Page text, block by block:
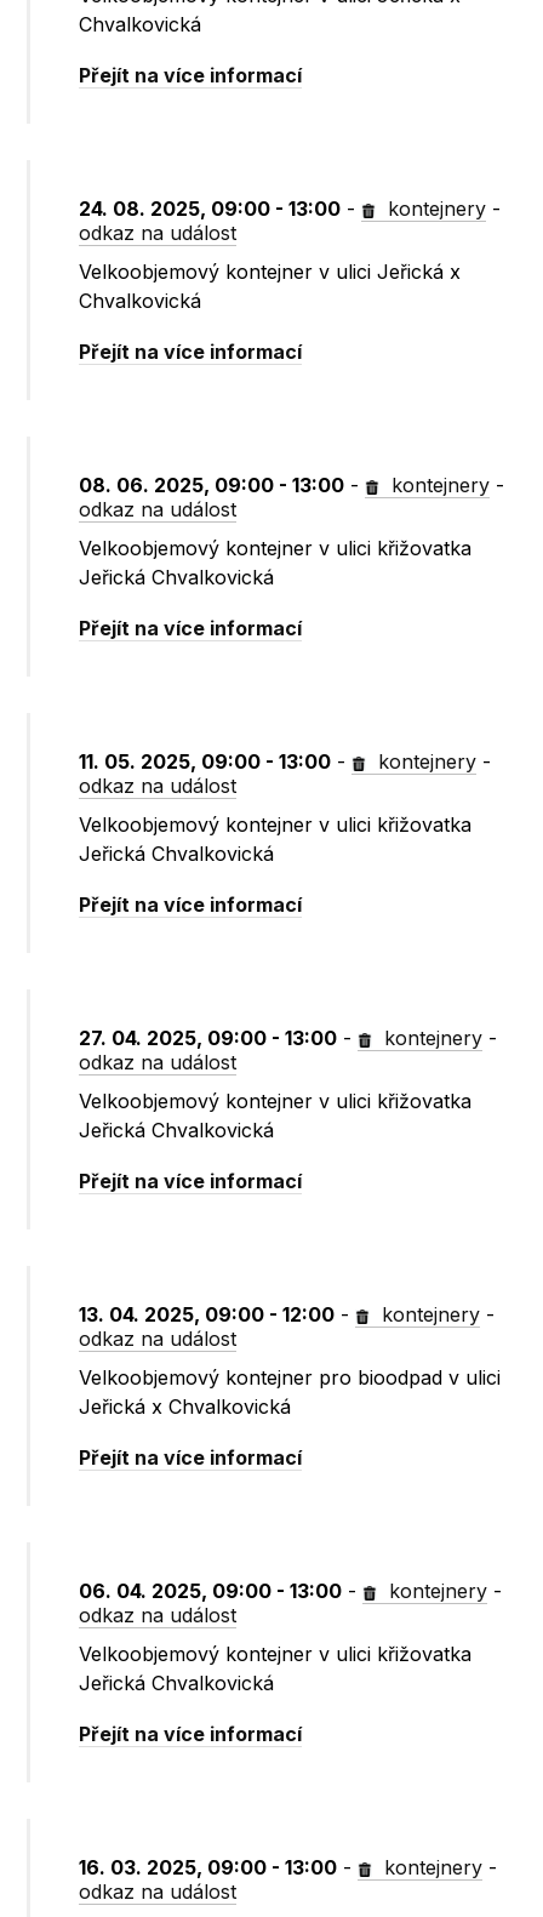
Chvalkovická
Přejít na více informací
24. 08. 2025, 09:00 - 13:00 - kontejnery -
odkaz na událost
Velkoobjemový kontejner v ulici Jeřická x
Chvalkovická
Přejít na více informací
08. 06. 2025, 09:00 - 13:00 - kontejnery -
odkaz na událost
Velkoobjemový kontejner v ulici křižovatka
Jeřická Chvalkovická
Přejít na více informací
11. 05. 2025, 09:00 - 13:00 - kontejnery -
odkaz na událost
Velkoobjemový kontejner v ulici křižovatka
Jeřická Chvalkovická
Přejít na více informací
27. 04. 2025, 09:00 - 13:00 - kontejnery -
odkaz na událost
Velkoobjemový kontejner v ulici křižovatka
Jeřická Chvalkovická
Přejít na více informací
13. 04. 2025, 09:00 - 12:00 - kontejnery -
odkaz na událost
Velkoobjemový kontejner pro bioodpad v ulici
Jeřická x Chvalkovická
Přejít na více informací
06. 04. 2025, 09:00 - 13:00 - kontejnery -
odkaz na událost
Velkoobjemový kontejner v ulici křižovatka
Jeřická Chvalkovická
Přejít na více informací
16. 03. 2025, 09:00 - 13:00 - kontejnery -
odkaz na událost